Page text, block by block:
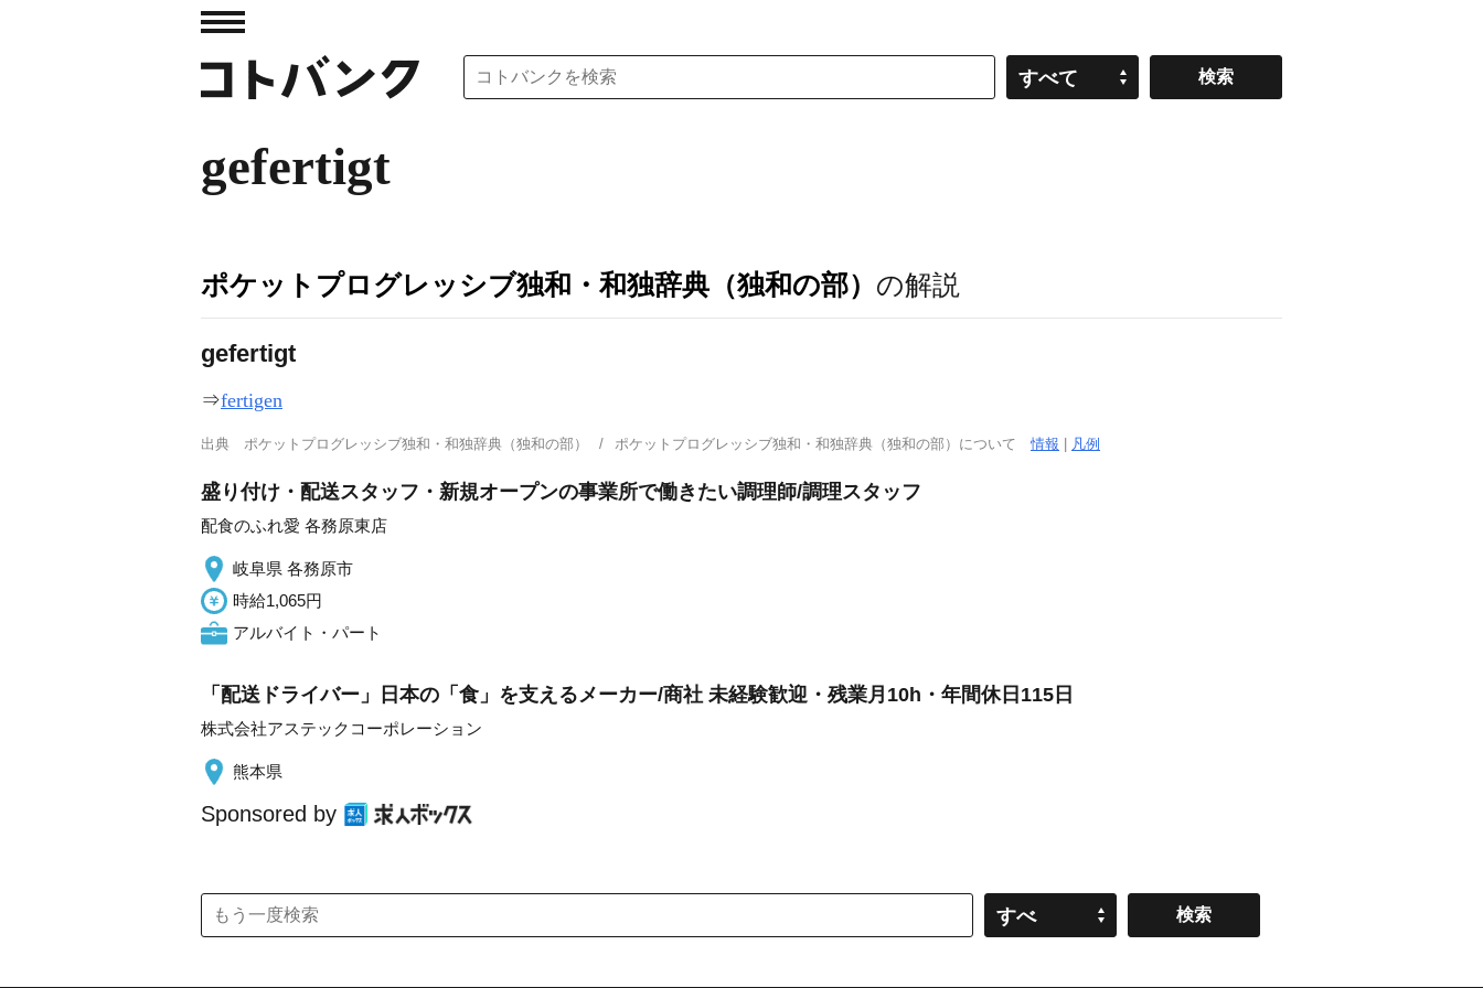
すべて
gefertigt
ポケットプログレッシブ独和・和独辞典（独和の部） の解説
gefertigt
⇒fertigen
出典 ポケットプログレッシブ独和・和独辞典（独和の部） ポケットプログレッシブ独和・和独辞典（独和の部）について情報 凡例
盛り付け・配送スタッフ・新規オープンの事業所で働きたい調理師/調理スタッフ
配食のふれ愛 各務原東店
岐阜県 各務原市
時給1,065円
アルバイト・パート
「配送ドライバー」日本の「食」を支えるメーカー/商社 未経験歓迎・残業月10h・年間休日115日
株式会社アステックコーポレーション
熊本県
Sponsored by
すべ